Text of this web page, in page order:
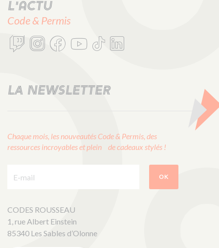
L'actu
Code & Permis
LA NEWSLETTER
Chaque mois, les nouveautés Code & Permis, des
ressources incroyables et plein de cadeaux stylés !
OK
CODES ROUSSEAU
1, rue Albert Einstein
85340 Les Sables d’Olonne